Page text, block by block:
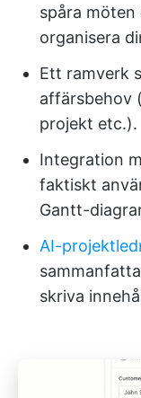
spåra
organisera
Ett ramverk
affärsbehov
projekt etc.).
Integration
faktiskt
Gantt-
AI-
skriva